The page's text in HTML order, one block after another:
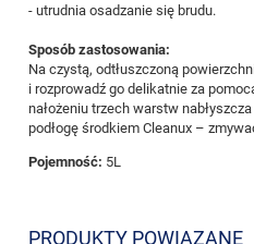
- utrudnia osadzanie się brudu.
Sposób zastosowania:
Na czystą, odtłuszczoną
i rozprowadź go delikatnie za
nałożeniu trzech warstw
podłogę środkiem Cleanux –
Pojemność: 5L
PRODUKTY POWIĄZANE